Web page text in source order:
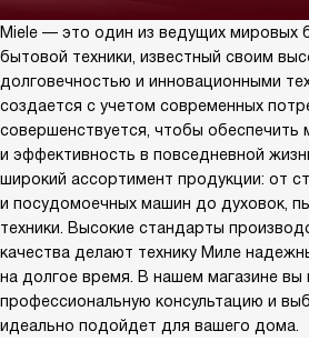
Miele — это один из ведущих мировых
бытовой техники, известный своим
долговечностью и инновационными
создается с учетом современных
совершенствуется, чтобы
и эффективность в повседневной
широкий ассортимент продукции: от
и посудомоечных машин до духовок,
техники. Высокие стандарты
качества делают технику Миле
на долгое время. В нашем магазине вы
профессиональную консультацию и
идеально подойдет для вашего дома.